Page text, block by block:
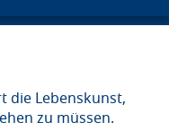
die Lebenskunst,
zu müssen.